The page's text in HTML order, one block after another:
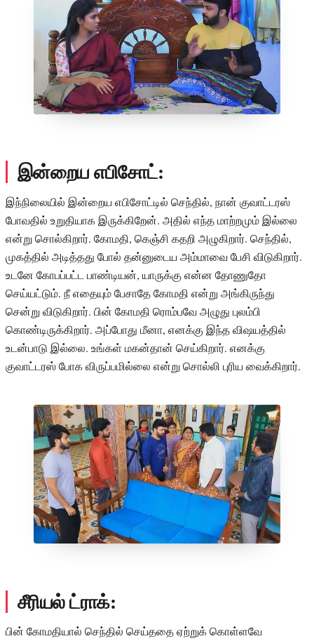
இன்றைய எபிசோட்:
இந்நிலையில் இன்றைய எபிசோட்டில் செந்தில், நான் குவாட்டரஸ்
போவதில் உறுதியாக இருக்கிறேன். அதில் எந்த மாற்றமும் இல்லை
என்று சொல்கிறார். கோமதி, கெஞ்சி கதறி அழுகிறார். செந்தில்,
முகத்தில் அடித்தது போல் தன்னுடைய அம்மாவை பேசி விடுகிறார்.
உடனே கோபப்பட்ட பாண்டியன், யாருக்கு என்ன தோணுதோ
செய்யட்டும். நீ எதையும் பேசாதே கோமதி என்று அங்கிருந்து
சென்று விடுகிறார். பின் கோமதி ரொம்பவே அழுது புலம்பி
கொண்டிருக்கிறார். அப்போது மீனா, எனக்கு இந்த விஷயத்தில்
உடன்பாடு இல்லை. உங்கள் மகன்தான் செய்கிறார். எனக்கு
குவாட்டரஸ் போக விருப்பமில்லை என்று சொல்லி புரிய வைக்கிறார்.
சீரியல் ட்ராக்:
பின் கோமதியால் செந்தில் செய்ததை ஏற்றுக் கொள்ளவே